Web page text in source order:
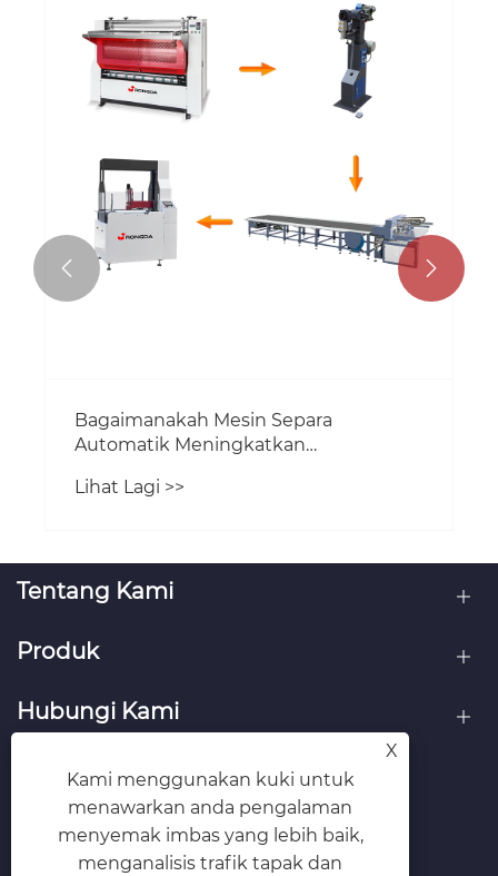
Bagaimanakah Mesin Separa
Automatik Meningkatkan
Lihat Lagi >>
 
Tentang Kami
Produk
Hubungi Kami
IKUT KAMI
X
Kami menggunakan kuki untuk
menawarkan anda pengalaman
menyemak imbas yang lebih baik,
menganalisis trafik tapak dan